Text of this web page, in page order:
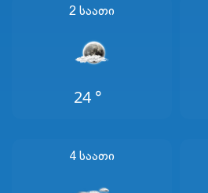
2 Საათი
24 °
4 Საათი